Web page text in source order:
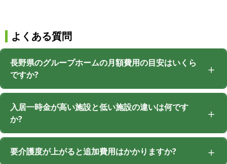
よくある質問
長野県のグループホームの月額費用の目安はいくら
ですか?
入居一時金が高い施設と低い施設の違いは何です
か?
要介護度が上がると追加費用はかかりますか?